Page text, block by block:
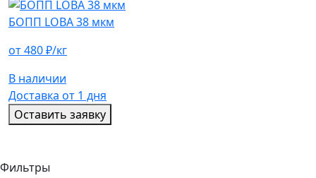
БОПП LOBA 38 мкм
от 480 ₽/кг
В наличии
Доставка от 1 дня
Оставить заявку
Фильтры